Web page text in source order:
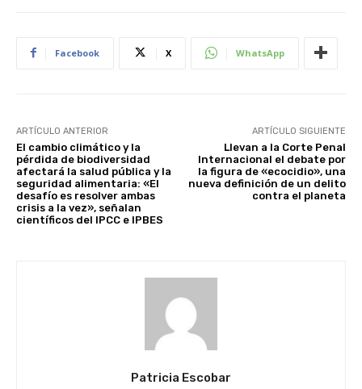
Facebook X WhatsApp
ARTÍCULO ANTERIOR
El cambio climático y la
pérdida de biodiversidad
afectará la salud pública y la
seguridad alimentaria: «El
desafío es resolver ambas
crisis a la vez», señalan
científicos del IPCC e IPBES
ARTÍCULO SIGUIENTE
Llevan a la Corte Penal
Internacional el debate por
la figura de «ecocidio», una
nueva definición de un delito
contra el planeta
Patricia Escobar